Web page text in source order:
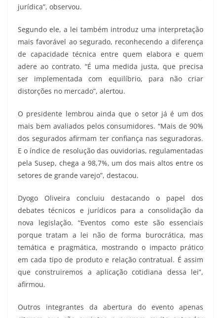
jurídica”, observou.
Segundo ele, a lei também introduz uma interpretação
mais favorável ao segurado, reconhecendo a diferença
de capacidade técnica entre quem elabora e quem
adere ao contrato. “É uma medida justa, que precisa
ser implementada com equilíbrio, para não criar
distorções no mercado”, alertou.
O presidente lembrou ainda que o setor já é um dos
mais bem avaliados pelos consumidores. “Mais de 90%
dos segurados afirmam ter confiança nas seguradoras.
E o índice de resolução das ouvidorias, regulamentadas
pela Susep, chega a 98,7%, um dos mais altos entre os
setores de grande varejo”, destacou.
Dyogo Oliveira concluiu destacando o papel dos
debates técnicos e jurídicos para a consolidação da
nova legislação. “Eventos como este são essenciais
porque tratam a lei não de forma burocrática, mas
temática e pragmática, mostrando o impacto prático
em cada tipo de produto e relação contratual. É assim
que construiremos a aplicação cotidiana dessa lei”,
afirmou.
Outros integrantes da abertura do evento apenas